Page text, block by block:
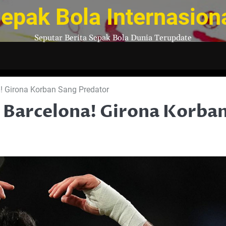
Bola
Seputar Berita Sepak Bola Dunia Terupdate
Girona Korban Sang Predator
Girona